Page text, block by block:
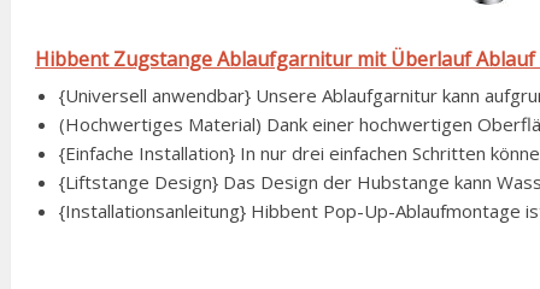
Hibbent Zugstange Ablaufgarnitur mit Überlauf Ablauf
{Universell anwendbar} Unsere Ablaufgarnitur kann
(Hochwertiges Material) Dank einer hochwertigen
{Einfache Installation} In nur drei einfachen Schritten
{Liftstange Design} Das Design der Hubstange kann
{Installationsanleitung} Hibbent Pop-Up-Ablaufmontage